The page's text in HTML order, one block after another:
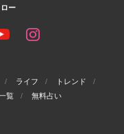
ー
ライフ
トレンド
覧 無料占い